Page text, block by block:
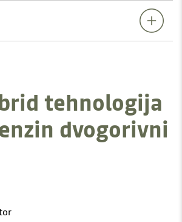
tehnologija
dvogorivni